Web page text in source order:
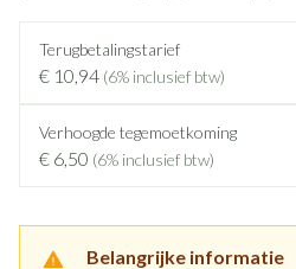
Terugbetalingstarief
€ 10,94 (6% inclusief btw)
Verhoogde tegemoetkoming
€ 6,50 (6% inclusief btw)
Belangrijke informatie